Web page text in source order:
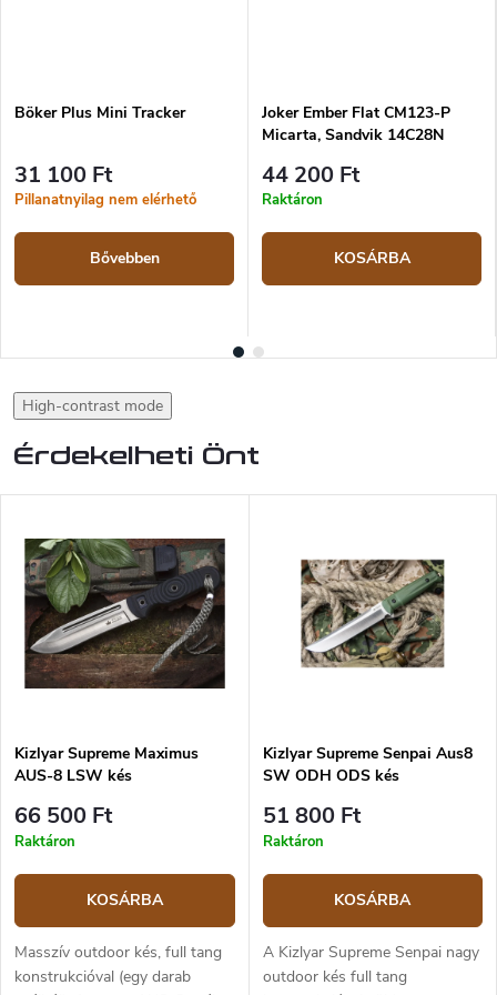
Böker Plus Mini Tracker
31 100 Ft
Pillanatnyilag nem elérhető
Bővebben
Joker Ember Flat CM123-P
Micarta, Sandvik 14C28N
44 200 Ft
Raktáron
KOSÁRBA
High-contrast mode
Érdekelheti Önt
Kizlyar Supreme Maximus
AUS-8 LSW kés
66 500 Ft
Raktáron
KOSÁRBA
Masszív outdoor kés, full tang
konstrukcióval (egy darab
Kizlyar Supreme Senpai Aus8
SW ODH ODS kés
51 800 Ft
Raktáron
KOSÁRBA
A Kizlyar Supreme Senpai nagy
outdoor kés full tang